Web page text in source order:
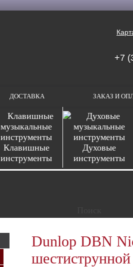
+7
ДОСТАВКА ЗАКАЗ И
Клавишные
инструменты
Духовые
инструменты
Dunlop DBN